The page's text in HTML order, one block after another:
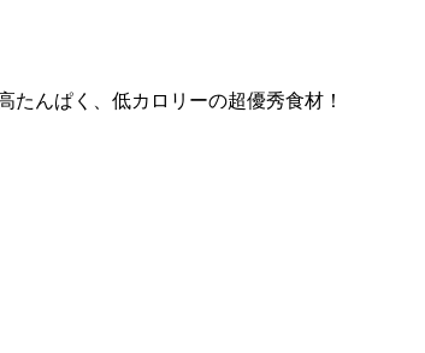
んぱく、低カロリーの超優秀食材！